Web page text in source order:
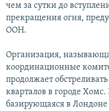
СПОРТ
АРХИВ
Հայերեն
English
Русский
чем за сутки до
прекращения огня,
ООН.
Организация,
координационные
продолжает
кварталов в городе
базирующаяся в